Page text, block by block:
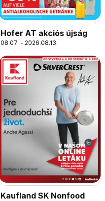
Hofer AT akciós újság
08.07. - 2026.08.13.
Kaufland SK Nonfood